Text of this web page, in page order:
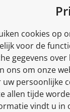
cookies op
voor de
gegevens
ons om onze
persoonlijke
allen tijde
vindt u in